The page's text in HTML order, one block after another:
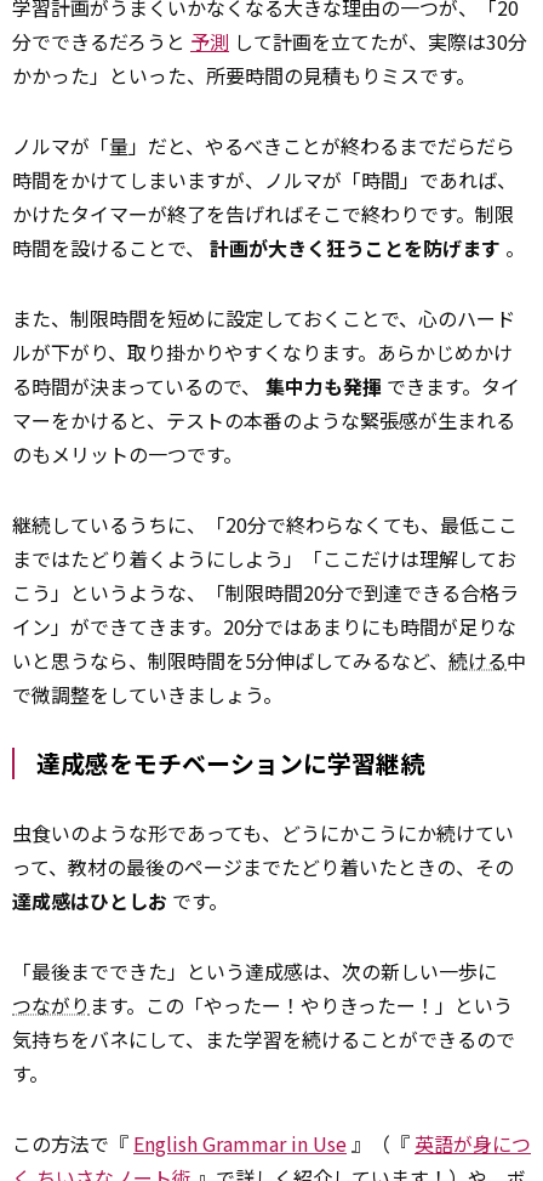
学習計画がうまくいかなくなる大きな理由の一つが、「20
分でできるだろうと 予測 して計画を立てたが、実際は30分
かかった」といった、所要時間の見積もりミスです。
ノルマが「量」だと、やるべきことが終わるまでだらだら
時間をかけてしまいますが、ノルマが「時間」であれば、
かけたタイマーが終了を告げればそこで終わりです。制限
時間を設けることで、 計画が大きく狂うことを防げます 。
また、制限時間を短めに設定しておくことで、心のハード
ルが下がり、取り掛かりやすくなります。あらかじめかけ
る時間が決まっているので、 集中力も発揮 できます。タイ
マーをかけると、テストの本番のような緊張感が生まれる
のもメリットの一つです。
継続しているうちに、「20分で終わらなくても、最低ここ
まではたどり着くようにしよう」「ここだけは理解してお
こう」というような、「制限時間20分で到達できる合格ラ
イン」ができてきます。20分ではあまりにも時間が足りな
いと思うなら、制限時間を5分伸ばしてみるなど、 続ける中
で微調整をしていきましょう。
達成感をモチベーションに学習継続
虫食いのような形であっても、どうにかこうにか続けてい
って、教材の最後のページまでたどり着いたときの、その
達成感はひとしお です。
「最後までできた」という達成感は、次の新しい一歩に
つながり ます。この「やったー！やりきったー！」という
気持ちをバネにして、また学習を続けることができるので
す。
この方法で『 English Grammar in Use』（『 英語が身につ